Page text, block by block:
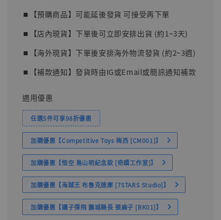
⏹︎【預購商品】可能延後發貨 可接受再下單
⏹︎【店內現貨】下單後可立即安排出貨 (約1~3天)
⏹︎【海外現貨】下單後安排海外物流發貨 (約2~3週)
⏹︎【補款通知】發貨時由IG或Email或簡訊通知補款
適用優惠
任選5件可享98折優惠
加購優惠【Competitive Toys 梅西 [CM001]】
加購優惠【悟空 鳥山明紀念款 [奇蹟工作室]】
加購優惠【海賊王 布魯克達摩 [7STARS Studio]】
加購優惠【讓子彈飛 鵝城縣長 張麻子 [BK01]】